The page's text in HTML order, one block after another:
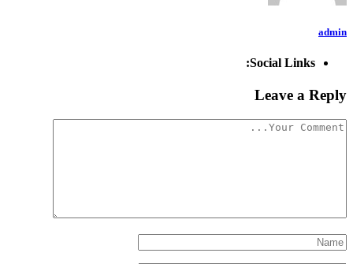
admin
Social Links:
Leave a Reply